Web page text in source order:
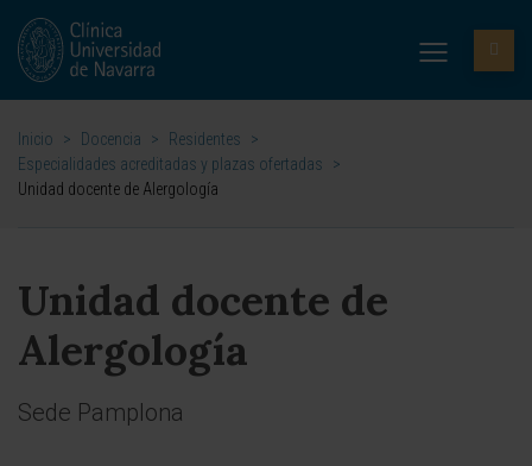
Inicio > Docencia > Residentes
>
Especialidades acreditadas y plazas ofertadas
>
Unidad docente de Alergología
Unidad docente de
Alergología
Sede Pamplona